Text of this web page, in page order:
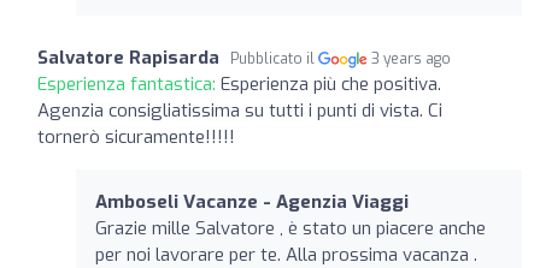
Salvatore Rapisarda Pubblicato il 3 years ago
Esperienza fantastica: Esperienza più che positiva.
Agenzia consigliatissima su tutti i punti di vista. Ci
tornerò sicuramente!!!!!
Amboseli Vacanze - Agenzia Viaggi
Grazie mille Salvatore , è stato un piacere anche
per noi lavorare per te. Alla prossima vacanza .